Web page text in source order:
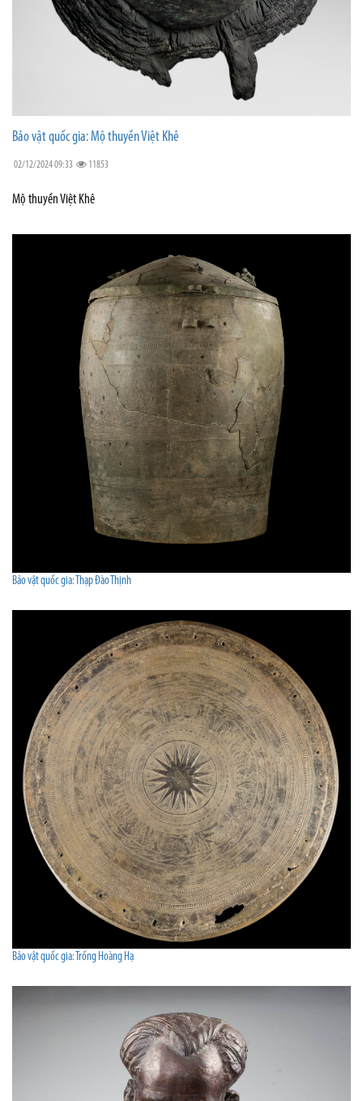
Bảo vật quốc gia: Mộ thuyền Việt Khê
02/12/2024 09:33 11853
Mộ thuyền Việt Khê
Bảo vật quốc gia: Thạp Đào Thịnh
Bảo vật quốc gia: Trống Hoàng Hạ